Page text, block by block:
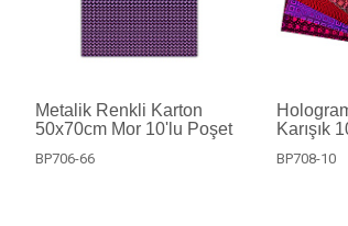
Metalik Renkli Karton
50x70cm Mor 10'lu Poşet
BP706-66
Karışık
BP708-10